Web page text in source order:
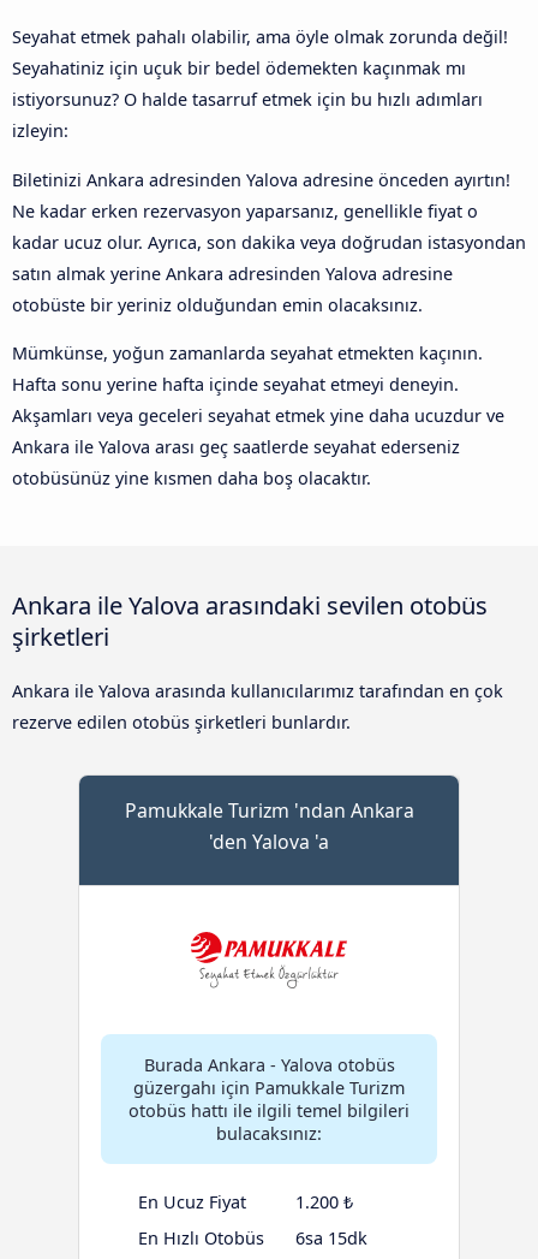
Seyahat etmek pahalı olabilir, ama öyle olmak zorunda değil!
Seyahatiniz için uçuk bir bedel ödemekten kaçınmak mı
istiyorsunuz? O halde tasarruf etmek için bu hızlı adımları
izleyin:
Biletinizi Ankara adresinden Yalova adresine önceden ayırtın!
Ne kadar erken rezervasyon yaparsanız, genellikle fiyat o
kadar ucuz olur. Ayrıca, son dakika veya doğrudan istasyondan
satın almak yerine Ankara adresinden Yalova adresine
otobüste bir yeriniz olduğundan emin olacaksınız.
Mümkünse, yoğun zamanlarda seyahat etmekten kaçının.
Hafta sonu yerine hafta içinde seyahat etmeyi deneyin.
Akşamları veya geceleri seyahat etmek yine daha ucuzdur ve
Ankara ile Yalova arası geç saatlerde seyahat ederseniz
otobüsünüz yine kısmen daha boş olacaktır.
Ankara ile Yalova arasındaki sevilen otobüs
şirketleri
Ankara ile Yalova arasında kullanıcılarımız tarafından en çok
rezerve edilen otobüs şirketleri bunlardır.
Pamukkale Turizm 'ndan Ankara
'den Yalova 'a
Burada Ankara - Yalova otobüs
güzergahı için Pamukkale Turizm
otobüs hattı ile ilgili temel bilgileri
bulacaksınız:
En Ucuz Fiyat
1.200 ₺
En Hızlı Otobüs
6sa 15dk